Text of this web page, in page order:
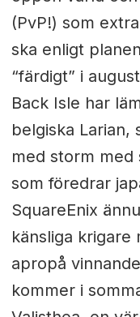
(PvP!) som
ska enligt
“färdigt” i
Back Isle har
belgiska Larian,
med storm med
som föredrar
SquareEnix
känsliga krigare
apropå
kommer i